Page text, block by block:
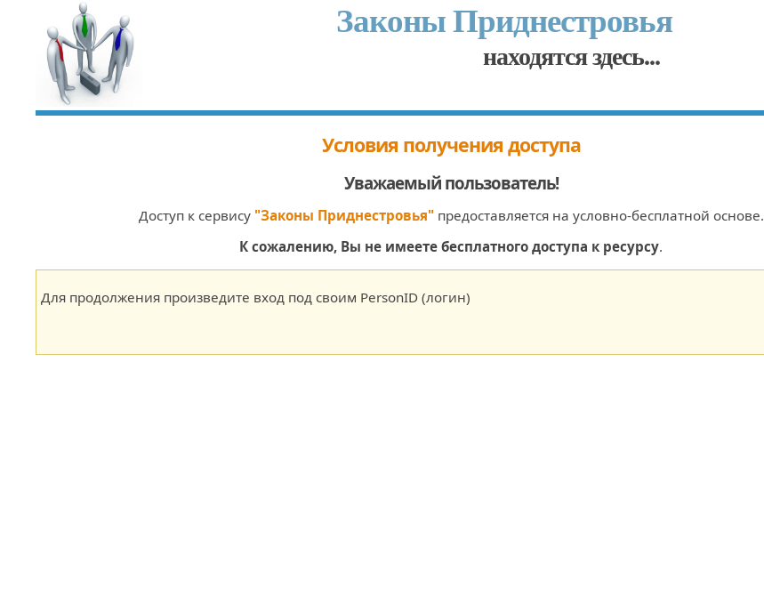
Законы Приднестровья
находятся здесь...
Условия получения доступа
Уважаемый пользователь!
Доступ к сервису "Законы Приднестровья"предоставляется на условно-бесплатной основе.
К сожалению, Вы не имеете бесплатного доступа к ресурсу.
Для продолжения произведите вход под своим PersonID (логин)